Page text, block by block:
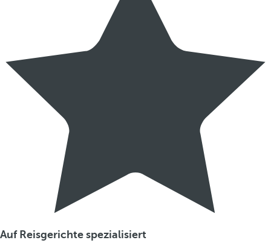
Auf Reisgerichte spezialisiert